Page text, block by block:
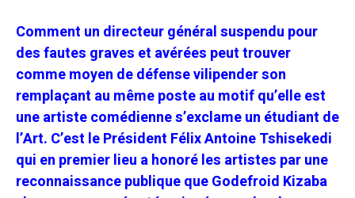
Comment un directeur général suspendu pour
des fautes graves et avérées peut trouver
comme moyen de défense vilipender son
remplaçant au même poste au motif qu’elle est
une artiste comédienne s’exclame un étudiant de
l’Art. C’est le Président Félix Antoine Tshisekedi
qui en premier lieu a honoré les artistes par une
reconnaissance publique que Godefroid Kizaba